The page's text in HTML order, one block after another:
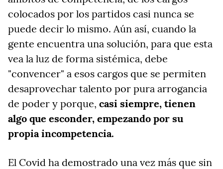
colocados por los partidos casi nunca se
puede decir lo mismo. Aún así, cuando la
gente encuentra una solución, para que esta
vea la luz de forma sistémica, debe
"convencer" a esos cargos que se permiten
desaprovechar talento por pura arrogancia
de poder y porque, casi siempre, tienen
algo que esconder, empezando por su
propia incompetencia.
El Covid ha demostrado una vez más que sin